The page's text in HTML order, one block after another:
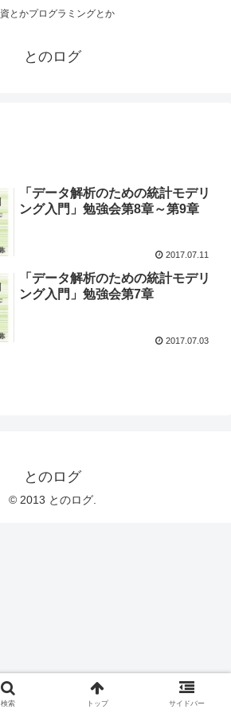
とかプログラミングとか
とのログ
「データ解析のための統計モデリ
ング入門」勉強会第8章～第9章
2017.07.11
「データ解析のための統計モデリ
ング入門」勉強会第7章
2017.07.03
とのログ
© 2013 とのログ.
検索 トップ サイドバー